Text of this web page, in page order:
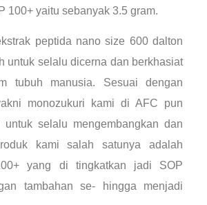
100+ yaitu sebanyak 3.5 gram.
peptida nano size 600 dalton
untuk selalu dicerna dan berkhasiat
tubuh manusia. Sesuai dengan
monozukuri kami di AFC pun
untuk selalu mengembangkan dan
kami salah satunya adalah
yang di tingkatkan jadi SOP
tambahan se- hingga menjadi